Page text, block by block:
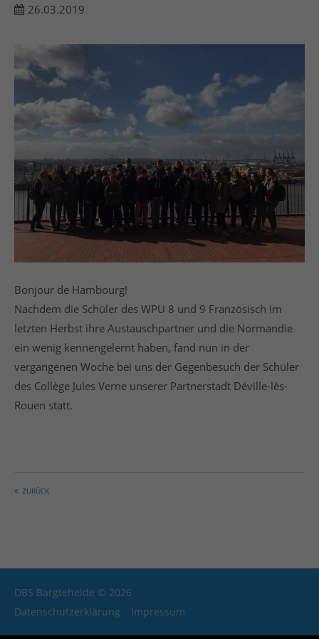
24h / 365days
We offer support for our customers
Mon - Fri 8:00am - 5:00pm(GMT +1)
Get in touch
Cybersteel Inc.
376-293 City Road, Suite 600
San Francisco, CA 94102
Have any questions?
Drop us a line
info@yourdomain.com
About us
Lorem ipsum dolor sit amet, consectetuer adipiscing
elit.
26.03.2019
Bonjour de Hambourg!
Nachdem die Schüler des WPU 8 und 9 Französisch im
letzten Herbst ihre Austauschpartner und die Normandie
ein wenig kennengelernt haben, fand nun in der
vergangenen Woche bei uns der Gegenbesuch der Schüler
des Collège Jules Verne unserer Partnerstadt Déville-lès-
Rouen statt.
ZURÜCK
DBS Bargteheide © 2026
Datenschutzerklärung
Impressum